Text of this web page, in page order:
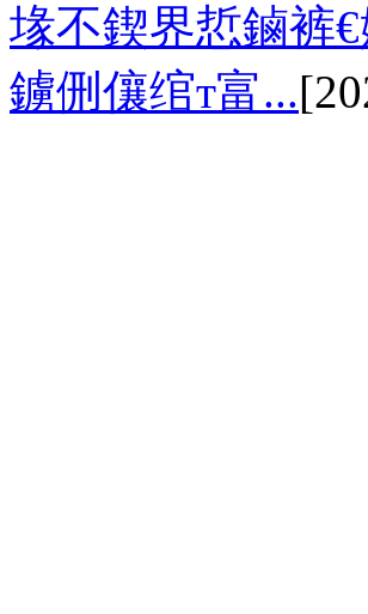
堟不鍥界悊鏀裤
鐪侀儴绾т富...